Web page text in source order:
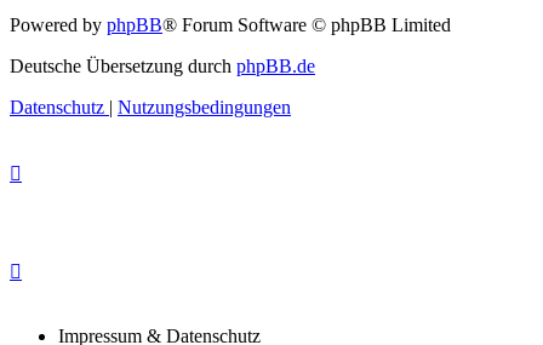
Powered by phpBB® Forum Software © phpBB Limited
Deutsche Übersetzung durch phpBB.de
Datenschutz | Nutzungsbedingungen
Impressum & Datenschutz